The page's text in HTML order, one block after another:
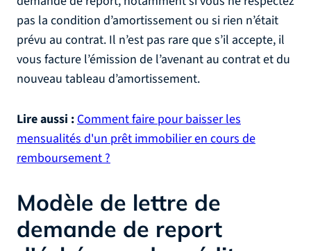
pas la condition d’amortissement ou si rien n’était
prévu au contrat. Il n’est pas rare que s’il accepte, il
vous facture l’émission de l’avenant au contrat et du
nouveau tableau d’amortissement.
Lire aussi :Comment faire pour baisser les
mensualités d'un prêt immobilier en cours de
remboursement ?
Modèle de lettre de
demande de report